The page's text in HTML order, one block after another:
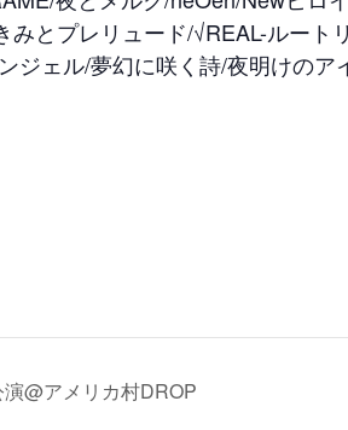
とプレリュード/√REAL-ルート
ェル/夢幻に咲く詩/夜明けのア
@アメリカ村DROP